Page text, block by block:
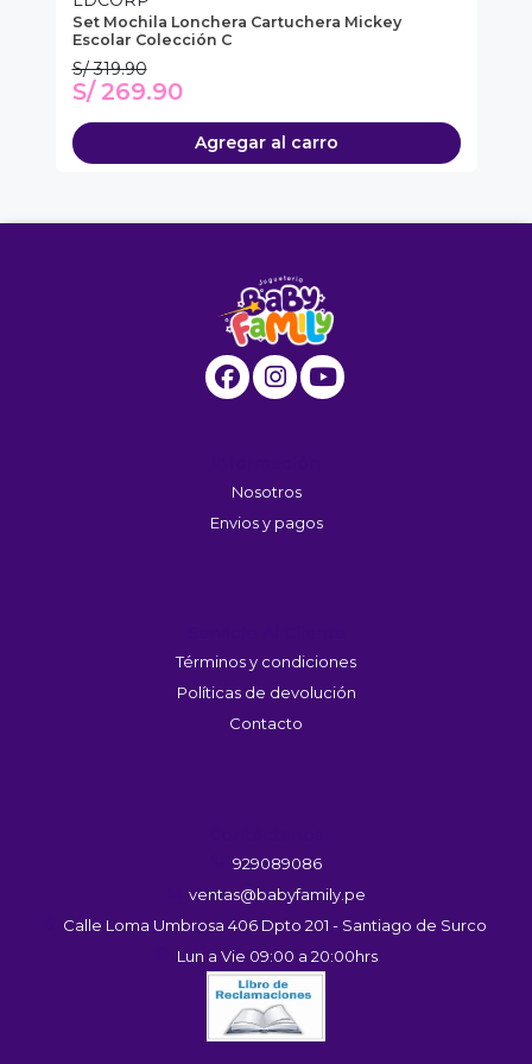
Set Mochila Lonchera Cartuchera Mickey
Escolar Colección C
S/ 319.90
S/ 269.90
Agregar al carro
Nosotros
Envios y pagos
Términos y condiciones
Políticas de devolución
Contacto
929089086
ventas@babyfamily.pe
Calle Loma Umbrosa 406 Dpto 201 - Santiago de Surco
Lun a Vie 09:00 a 20:00hrs